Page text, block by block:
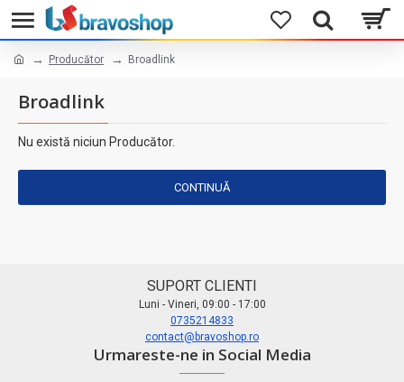
Producător Broadlink
Broadlink
Nu există niciun Producător.
CONTINUĂ
SUPORT CLIENTI
Luni - Vineri, 09:00 - 17:00
0735214833
contact@bravoshop.ro
Urmareste-ne in Social Media